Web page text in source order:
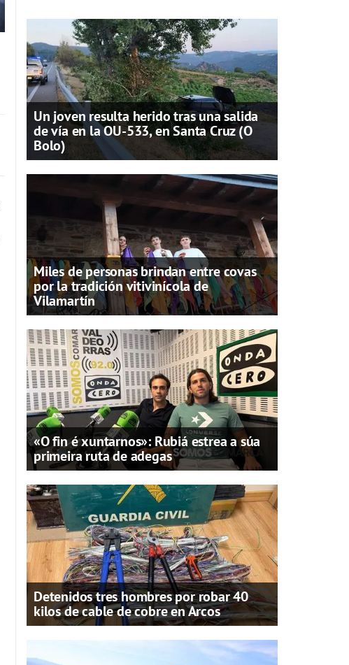
Un joven resulta herido tras una salida
de vía en la OU-533, en Santa Cruz (O
Bolo)
Miles de personas brindan entre covas
por la tradición vitivinícola de
Vilamartín
«O fin é xuntarnos»: Rubiá estrea a súa
primeira ruta de adegas
Detenidos tres hombres por robar 40
kilos de cable de cobre en Arcos